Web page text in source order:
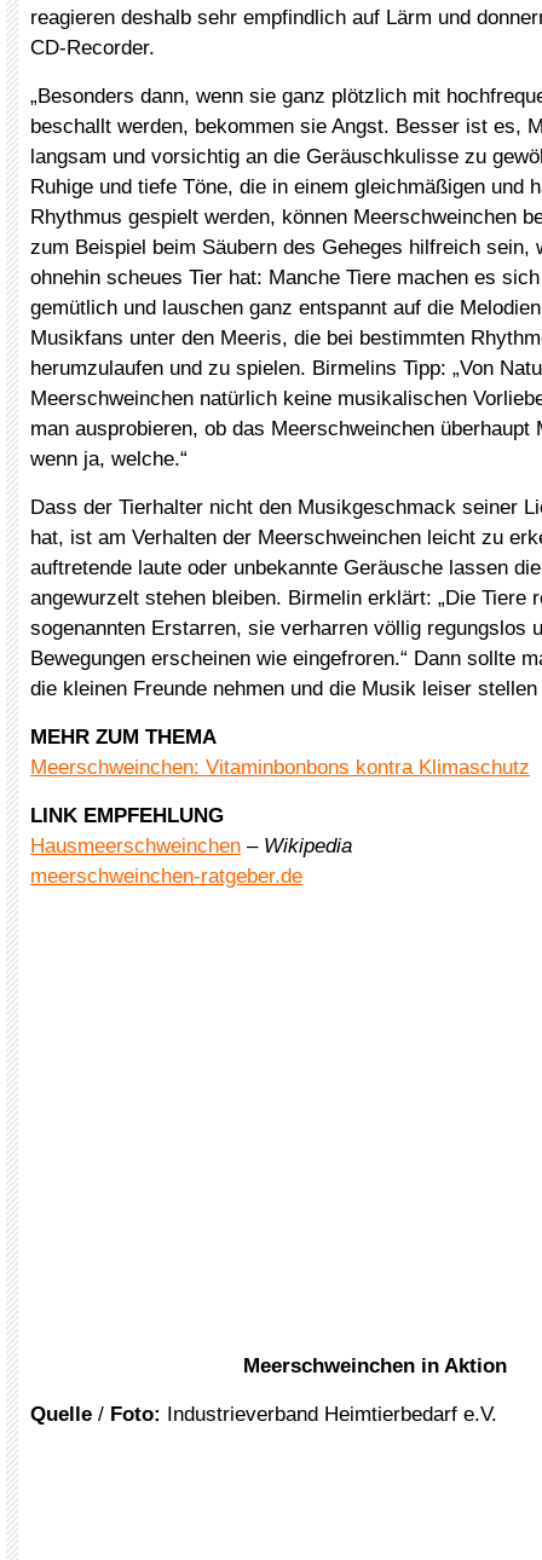
reagieren deshalb sehr empfindlich auf Lärm und
CD-Recorder.
„Besonders dann, wenn sie ganz plötzlich mit
beschallt werden, bekommen sie Angst. Besser ist es,
langsam und vorsichtig an die Geräuschkulisse zu
Ruhige und tiefe Töne, die in einem gleichmäßigen und
Rhythmus gespielt werden, können Meerschweinchen
zum Beispiel beim Säubern des Geheges hilfreich sein,
ohnehin scheues Tier hat: Manche Tiere machen es
gemütlich und lauschen ganz entspannt auf die
Musikfans unter den Meeris, die bei bestimmten
herumzulaufen und zu spielen. Birmelins Tipp: „Von
Meerschweinchen natürlich keine musikalischen
man ausprobieren, ob das Meerschweinchen überhaupt
wenn ja, welche.“
Dass der Tierhalter nicht den Musikgeschmack seiner
hat, ist am Verhalten der Meerschweinchen leicht zu
auftretende laute oder unbekannte Geräusche lassen
angewurzelt stehen bleiben. Birmelin erklärt: „Die Tiere
sogenannten Erstarren, sie verharren völlig regungslos
Bewegungen erscheinen wie eingefroren.“ Dann sollte
die kleinen Freunde nehmen und die Musik leiser
MEHR ZUM THEMA
Meerschweinchen: Vitaminbonbons kontra Klimaschutz
LINK EMPFEHLUNG
Hausmeerschweinchen – Wikipedia
meerschweinchen-ratgeber.de
Meerschweinchen in Aktion
Quelle / Foto: Industrieverband Heimtierbedarf e.V.